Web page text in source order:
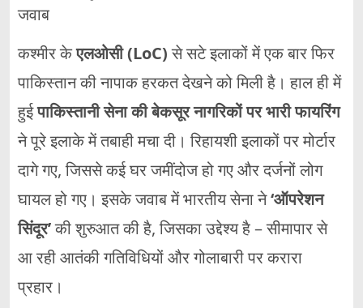
जवाब
कश्मीरकेएलओसी (LoC) सेसटेइलाकोंमेंएकबारफिर
पाकिस्तानकीनापाकहरकतदेखनेकोमिलीहै।हालहीमें
हुईपाकिस्तानीसेनाकीबेकसूरनागरिकोंपरभारीफायरिंग
नेपूरेइलाकेमेंतबाहीमचादी।रिहायशीइलाकोंपरमोर्टार
दागेगए,जिससेकईघरजमींदोजहोगएऔरदर्जनोंलोग
घायलहोगए।इसकेजवाबमेंभारतीयसेनाने‘ऑपरेशन
सिंदूर’कीशुरुआतकीहै,जिसकाउद्देश्यहै –सीमापारसे
आरहीआतंकीगतिविधियोंऔरगोलाबारीपरकरारा
प्रहार।